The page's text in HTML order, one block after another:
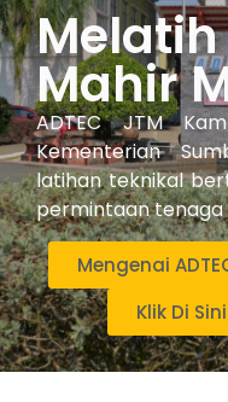
Mahir
ADTEC JTM
Kementerian
latihan teknikal
permintaan tenaga
Mengenai
Klik Di